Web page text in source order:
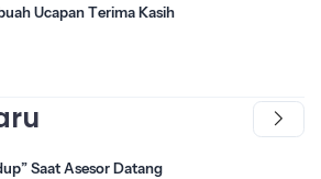
Ucapan Terima Kasih
Saat Asesor Datang